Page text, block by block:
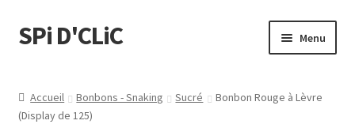
SPi D'CLiC Menu
Filtres
Accueil Bonbons - Snaking Sucré
Bonbon Rouge à Lèvre
(Display de 125)